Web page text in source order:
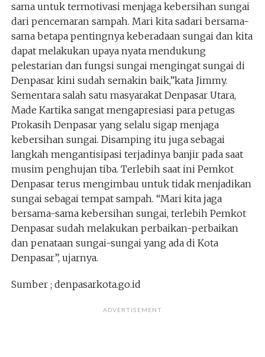
sama untuk termotivasi menjaga kebersihan sungai
dari pencemaran sampah. Mari kita sadari bersama-
sama betapa pentingnya keberadaan sungai dan kita
dapat melakukan upaya nyata mendukung
pelestarian dan fungsi sungai mengingat sungai di
Denpasar kini sudah semakin baik,”kata Jimmy.
Sementara salah satu masyarakat Denpasar Utara,
Made Kartika sangat mengapresiasi para petugas
Prokasih Denpasar yang selalu sigap menjaga
kebersihan sungai. Disamping itu juga sebagai
langkah mengantisipasi terjadinya banjir pada saat
musim penghujan tiba. Terlebih saat ini Pemkot
Denpasar terus mengimbau untuk tidak menjadikan
sungai sebagai tempat sampah. “Mari kita jaga
bersama-sama kebersihan sungai, terlebih Pemkot
Denpasar sudah melakukan perbaikan-perbaikan
dan penataan sungai-sungai yang ada di Kota
Denpasar”, ujarnya.
Sumber ; denpasarkota.go.id
ADVERTISEMENT